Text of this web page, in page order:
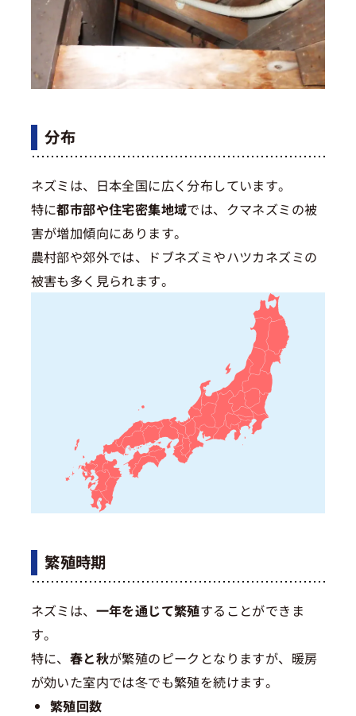
分布
ネズミは、日本全国に広く分布しています。
特に都市部や住宅密集地域では、クマネズミの被
害が増加傾向にあります。
農村部や郊外では、ドブネズミやハツカネズミの
被害も多く見られます。
繁殖時期
ネズミは、 一年を通じて繁殖することができま
す。
特に、 春と秋が繁殖のピークとなりますが、暖房
が効いた室内では冬でも繁殖を続けます。
繁殖回数